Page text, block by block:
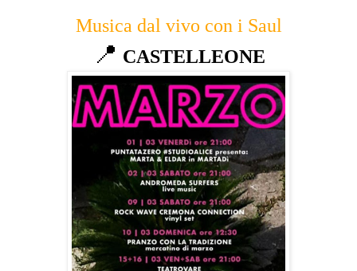
Musica dal vivo con i Saul
📍 CASTELLEONE